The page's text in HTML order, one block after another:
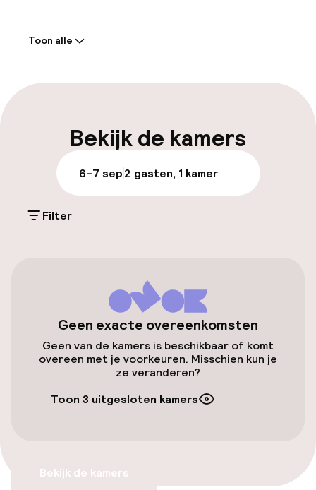
Meertalige medewerkers
Parkeren & mobiliteit
Parkeergelegenheid op eigen terrein
(buiten)
Luchthavenshuttle
Toon alle
Bekijk de kamers
6–7 sep2 gasten, 1 kamer
Filter
Geen exacte overeenkomsten
Geen van de kamers is beschikbaar of komt
overeen met je voorkeuren. Misschien kun je
ze veranderen?
Toon 3 uitgesloten kamers
Bekijk de kamers